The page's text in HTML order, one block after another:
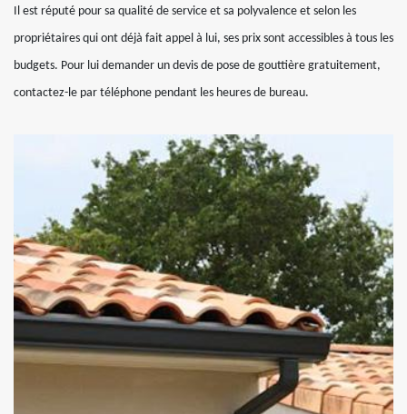
Il est réputé pour sa qualité de service et sa polyvalence et selon les
propriétaires qui ont déjà fait appel à lui, ses prix sont accessibles à tous les
budgets. Pour lui demander un devis de pose de gouttière gratuitement,
contactez-le par téléphone pendant les heures de bureau.